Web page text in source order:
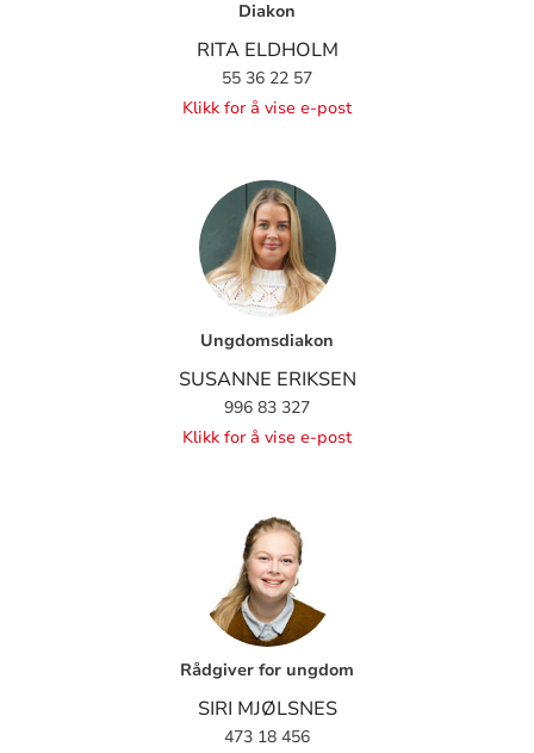
Diakon
RITA ELDHOLM
55 36 22 57
Klikk for å vise e-post
Ungdomsdiakon
SUSANNE ERIKSEN
996 83 327
Klikk for å vise e-post
Rådgiver for ungdom
SIRI MJØLSNES
473 18 456